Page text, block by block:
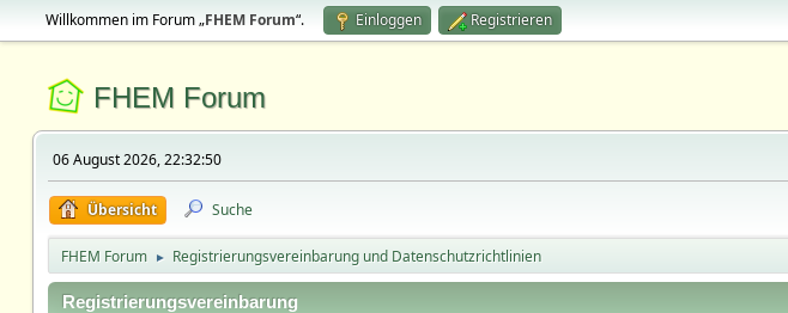
Willkommen im Forum „FHEM Forum“. Einloggen Registrieren
FHEM Forum
06 August 2026, 22:32:50
Übersicht Suche
FHEM Forum ► Registrierungsvereinbarung und Datenschutzrichtlinien
Registrierungsvereinbarung